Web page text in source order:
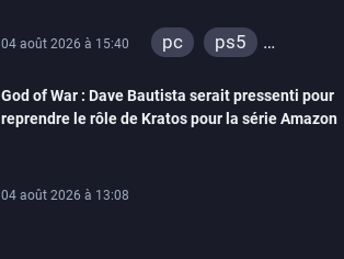
04 août 2026 à 15:40 pc
ps5
God of War : Dave Bautista serait pressenti pour
reprendre le rôle de Kratos pour la série Amazon
04 août 2026 à 13:08